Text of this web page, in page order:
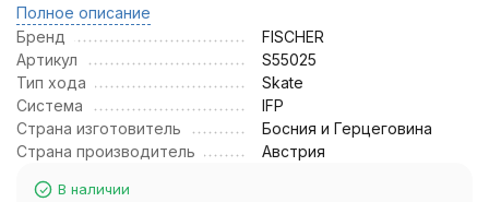
Полное описание
Бренд
FISCHER
Артикул
S55025
Тип хода
Skate
Система
IFP
Страна изготовитель
Босния и Герцеговина
Страна производитель
Австрия
В наличии